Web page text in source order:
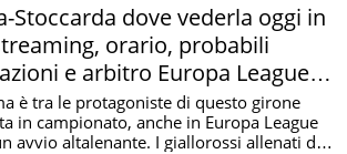
Stoccarda dove vederla oggi in
orario, probabili
e arbitro Europa League
è tra le protagoniste di questo girone
in campionato, anche in Europa League
avvio altalenante. I giallorossi allenati da